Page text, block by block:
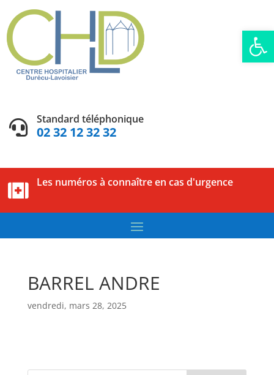
Ouvrir
 Standard téléphonique
02 32 12 32 32
 Les numéros à connaître en cas d'urgence
BARREL ANDRE
vendredi, mars 28, 2025